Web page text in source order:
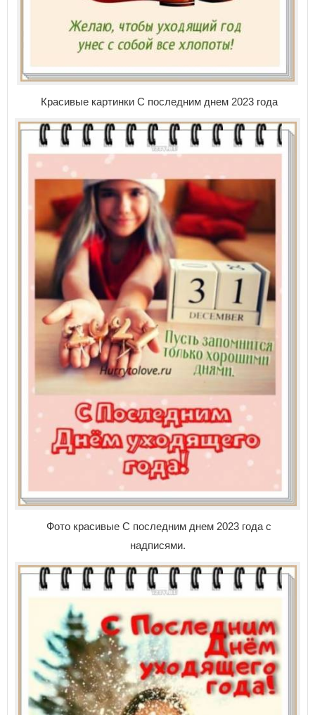
Красивые картинки С последним днем 2023 года
Фото красивые С последним днем 2023 года с
надписями.